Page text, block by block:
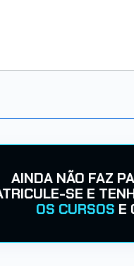
AINDA NÃO FAZ
SE E
OS CURSOS E